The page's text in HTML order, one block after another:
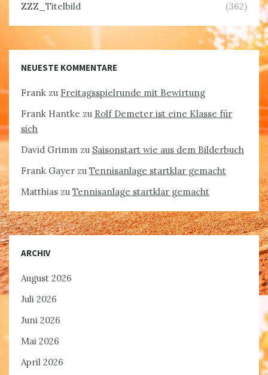
ZZZ_Titelbild (362)
NEUESTE KOMMENTARE
Frank zu Freitagsspielrunde mit Bewirtung
Frank Hantke zu Rolf Demeter ist eine Klasse für
sich
David Grimm zu Saisonstart wie aus dem Bilderbuch
Frank Gayer zu Tennisanlage startklar gemacht
Matthias zu Tennisanlage startklar gemacht
ARCHIV
August 2026
Juli 2026
Juni 2026
Mai 2026
April 2026